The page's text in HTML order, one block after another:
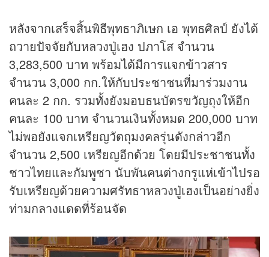
หลังจากเสร็จสิ้นพิธีพุทธาภิเษก เอ พุทธศิลป์ ยังได้
ถวายปัจจัยกับหลวงปู่เฮง ปภาโส จำนวน
3,283,500 บาท พร้อมได้มีการแจกข้าวสาร
จำนวน 3,000 กก.ให้กับประชาชนที่มาร่วมงาน
คนละ 2 กก. รวมทั้งยังมอบธนบัตรขวัญถุงให้อีก
คนละ 100 บาท จำนวนเงินทั้งหมด 200,000 บาท
ไม่พอยังแจกเหรียญวัตถุมงคลรุ่นดังกล่าวอีก
จำนวน 2,500 เหรียญอีกด้วย โดยมีประชาชนทั้ง
ชาวไทยและกัมพูชา นับพันคนต่างกรูแห่เข้าไปรอ
รับเหรียญด้วยความศรัทธาหลวงปู่เฮงเป็นอย่างยิ่ง
ท่ามกลางแดดที่ร้อนจัด